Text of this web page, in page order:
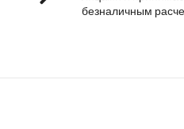
безналичным